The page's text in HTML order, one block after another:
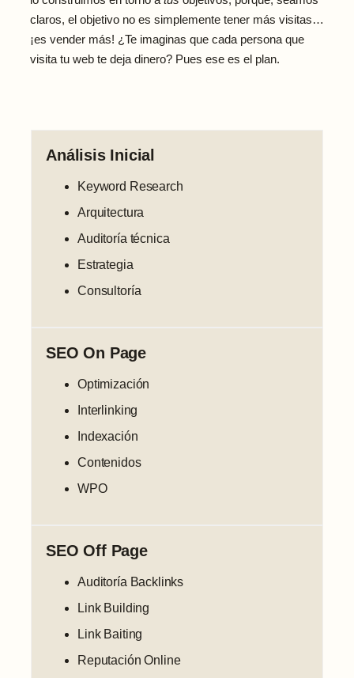
claros, el objetivo no es simplemente tener más visitas…
¡es vender más! ¿Te imaginas que cada persona que
visita tu web te deja dinero? Pues ese es el plan.
Análisis Inicial
Keyword Research
Arquitectura
Auditoría técnica
Estrategia
Consultoría
SEO On Page
Optimización
Interlinking
Indexación
Contenidos
WPO
SEO Off Page
Auditoría Backlinks
Link Building
Link Baiting
Reputación Online